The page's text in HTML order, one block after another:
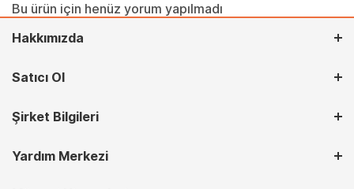
Bu ürün için henüz yorum yapılmadı
Hakkımızda
Satıcı Ol
Şirket Bilgileri
Yardım Merkezi